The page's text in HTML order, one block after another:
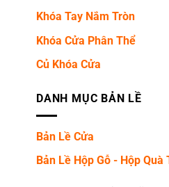
Khóa Tay Nắm Tròn
Khóa Cửa Phân Thể
Củ Khóa Cửa
DANH MỤC BẢN LỀ
Bản Lề Cửa
Bản Lề Hộp Gỗ - Hộp Quà